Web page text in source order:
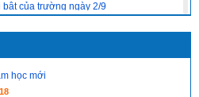
bật của trường ngày 2/9
học mới